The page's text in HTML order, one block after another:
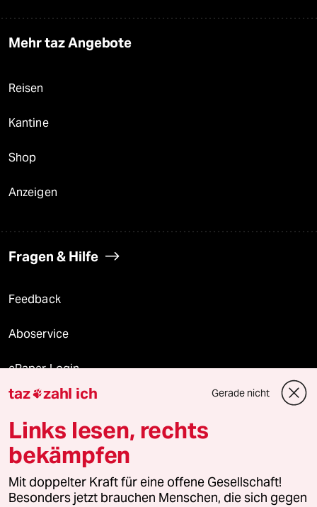
Mehr taz Angebote
Reisen
Kantine
Shop
Anzeigen
Fragen & Hilfe
Feedback
Aboservice
ePaper Login
Downloads für Abonnierende
© 2026 taz Verlags und Vertriebs GmbH
Alle Rechte vorbehalten. Bei rechtlichen Fragen oder für Genehmigungen
wenden Sie sich bitte an lizenzen@taz.de
taz zahl ich Gerade nicht
Links lesen, rechts
bekämpfen
Mit doppelter Kraft für eine offene Gesellschaft!
Besonders jetzt brauchen Menschen, die sich gegen